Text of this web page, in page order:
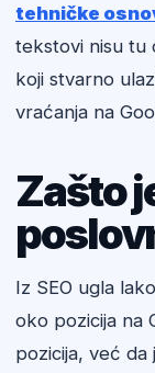
tehničke
tekstovi nisu tu
koji stvarno
vraćanja na
Zašto
Iz SEO ugla
oko pozicija na
pozicija, već